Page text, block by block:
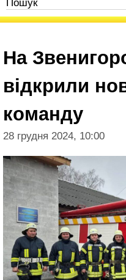
На
відкрили
команду
28 грудня 2024, 10:00